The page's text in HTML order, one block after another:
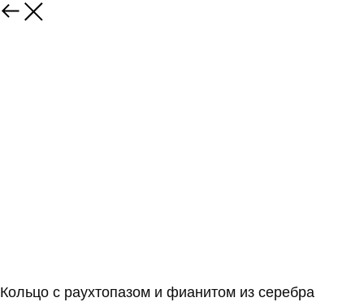
Кольцо с раухтопазом и фианитом из серебра